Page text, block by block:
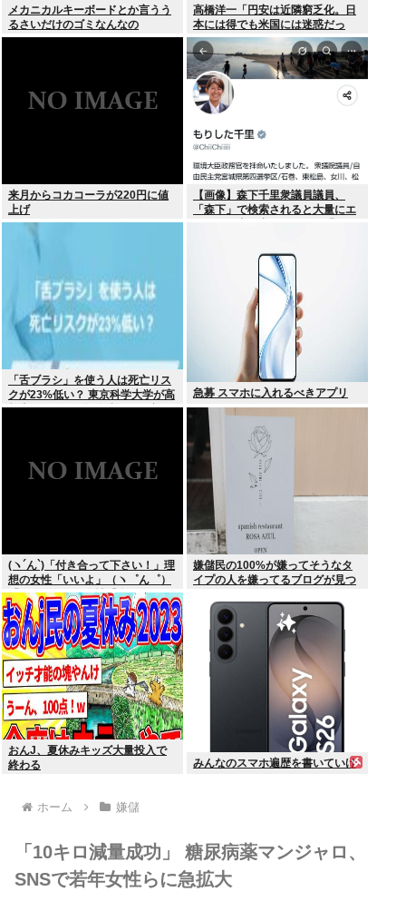
メカニカルキーボードとか言うう
るさいだけのゴミなんなの
高橋洋一「円安は近隣窮乏化。日
本には得でも米国には迷惑だっ
た」
来月からコカコーラが220円に値
上げ
【画像】森下千里衆議員議員、
「森下」で検索されると大量にエ
「舌ブラシ」を使う人は死亡リス
クが23%低い？ 東京科学大学が高
齢者9676人を6年追跡した研究を
急募 スマホに入れるべきアプリ
(ヽ´ん`)「付き合って下さい！」理
想の女性「いいよ」（ヽ゜ん゜）
「ほんと！？」女性「私のうんち
食べたらね」
嫌儲民の100%が嫌ってそうなタ
イプの人を嫌ってるブログが見つ
おんJ、夏休みキッズ大量投入で
終わる
みんなのスマホ遍歴を書いていけ
ホーム 嫌儲
「10キロ減量成功」 糖尿病薬マンジャロ、
SNSで若年女性らに急拡大